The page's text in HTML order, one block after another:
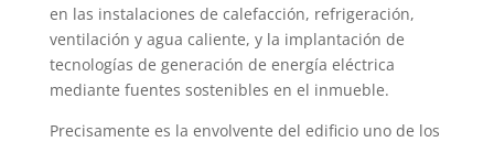
en las instalaciones de calefacción, refrigeración,
ventilación y agua caliente, y la implantación de
tecnologías de generación de energía eléctrica
mediante fuentes sostenibles en el inmueble.
Precisamente es la envolvente del edificio uno de los